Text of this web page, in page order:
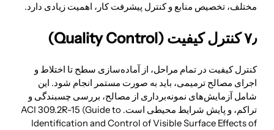
مختلف، تخصیص منابع و کنترل پیشرفت کار، اهمیت زیادی دارد.
۷٫ کنترل کیفیت (Quality Control)
کنترل کیفیت در تمام مراحل، از آماده‌سازی سطح تا اختلاط و
اجرای مصالح ترمیمی، باید به صورت مستمر انجام شود. این
شامل آزمایش‌های نمونه‌برداری از مصالح، بررسی چسبندگی و
تراکم، و پایش شرایط محیطی است. ACI 309.2R-15 (Guide to
Identification and Control of Visible Surface Effects of